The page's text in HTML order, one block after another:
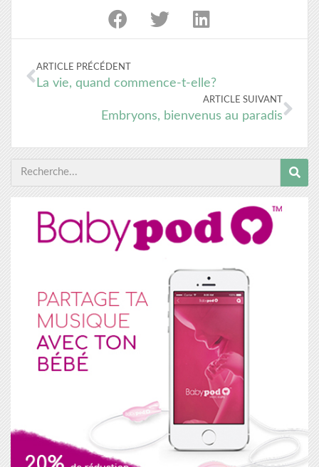
ARTICLE PRÉCÉDENT
La vie, quand commence-t-elle?
ARTICLE SUIVANT
Embryons, bienvenus au paradis